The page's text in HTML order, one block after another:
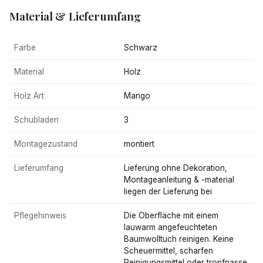
Material & Lieferumfang
Farbe Schwarz
Material Holz
Holz Art Mango
Schubladen 3
Montagezustand montiert
Lieferumfang
Lieferung ohne Dekoration,
Montageanleitung & -material
liegen der Lieferung bei
Pflegehinweis
Die Oberfläche mit einem
lauwarm angefeuchteten
Baumwolltuch reinigen. Keine
Scheuermittel, scharfen